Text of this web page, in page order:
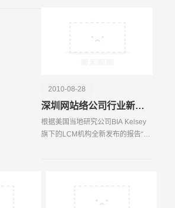
2010-08-28
深圳网站络公司行业新闻之美国中小型企业广告支出水平处于较高层次
根据美国当地研究公司BIA Kelsey
旗下的LCM机构全新发布的报告“中
您的公司名称